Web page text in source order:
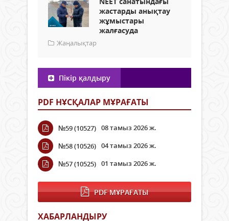
жастарды анықтау
жұмыстары
жалғасуда
Жаңалықтар
Пікір қалдыру
PDF НҰСҚАЛАР МҰРАҒАТЫ
№59 (10527) 08 тамыз 2026 ж.
№58 (10526) 04 тамыз 2026 ж.
№57 (10525) 01 тамыз 2026 ж.
PDF МҰРАҒАТЫ
ХАБАРЛАНДЫРУ